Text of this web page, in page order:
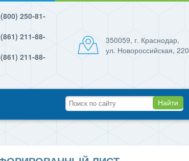
250-81-
211-88-
211-88-
350059, г. Краснодар,
ул. Новороссийская, 220
Найти